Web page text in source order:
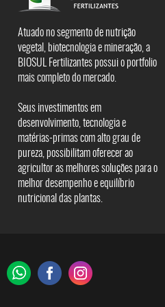
Atuado no segmento de nutrição
vegetal, biotecnologia e mineração, a
BIOSUL Fertilizantes possui o portfolio
mais completo do mercado.
Seus investimentos em
desenvolvimento, tecnologia e
matérias-primas com alto grau de
pureza, possibilitam oferecer ao
agricultor as melhores soluções para o
melhor desempenho e equilíbrio
nutricional das plantas.